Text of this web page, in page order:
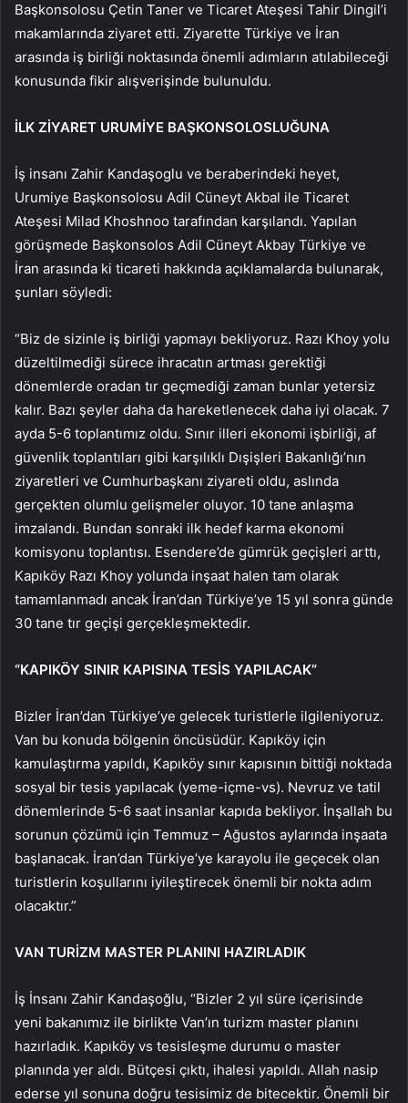
Başkonsolosu Çetin Taner ve Ticaret Ateşesi Tahir Dingil’i
makamlarında ziyaret etti. Ziyarette Türkiye ve İran
arasında iş birliği noktasında önemli adımların atılabileceği
konusunda fikir alışverişinde bulunuldu.
İLK ZİYARET URUMİYE BAŞKONSOLOSLUĞUNA
İş insanı Zahir Kandaşoglu ve beraberindeki heyet,
Urumiye Başkonsolosu Adil Cüneyt Akbal ile Ticaret
Ateşesi Milad Khoshnoo tarafından karşılandı. Yapılan
görüşmede Başkonsolos Adil Cüneyt Akbay Türkiye ve
İran arasında ki ticareti hakkında açıklamalarda bulunarak,
şunları söyledi:
“Biz de sizinle iş birliği yapmayı bekliyoruz. Razı Khoy yolu
düzeltilmediği sürece ihracatın artması gerektiği
dönemlerde oradan tır geçmediği zaman bunlar yetersiz
kalır. Bazı şeyler daha da hareketlenecek daha iyi olacak. 7
ayda 5-6 toplantımız oldu. Sınır illeri ekonomi işbirliği, af
güvenlik toplantıları gibi karşılıklı Dışişleri Bakanlığı’nın
ziyaretleri ve Cumhurbaşkanı ziyareti oldu, aslında
gerçekten olumlu gelişmeler oluyor. 10 tane anlaşma
imzalandı. Bundan sonraki ilk hedef karma ekonomi
komisyonu toplantısı. Esendere’de gümrük geçişleri arttı,
Kapıköy Razı Khoy yolunda inşaat halen tam olarak
tamamlanmadı ancak İran’dan Türkiye’ye 15 yıl sonra günde
30 tane tır geçişi gerçekleşmektedir.
“KAPIKÖY SINIR KAPISINA TESİS YAPILACAK”
Bizler İran’dan Türkiye’ye gelecek turistlerle ilgileniyoruz.
Van bu konuda bölgenin öncüsüdür. Kapıköy için
kamulaştırma yapıldı, Kapıköy sınır kapısının bittiği noktada
sosyal bir tesis yapılacak (yeme-içme-vs). Nevruz ve tatil
dönemlerinde 5-6 saat insanlar kapıda bekliyor. İnşallah bu
sorunun çözümü için Temmuz – Ağustos aylarında inşaata
başlanacak. İran’dan Türkiye’ye karayolu ile geçecek olan
turistlerin koşullarını iyileştirecek önemli bir nokta adım
olacaktır.”
VAN TURİZM MASTER PLANINI HAZIRLADIK
İş İnsanı Zahir Kandaşoğlu, “Bizler 2 yıl süre içerisinde
yeni bakanımız ile birlikte Van’ın turizm master planını
hazırladık. Kapıköy vs tesisleşme durumu o master
planında yer aldı. Bütçesi çıktı, ihalesi yapıldı. Allah nasip
ederse yıl sonuna doğru tesisimiz de bitecektir. Önemli bir